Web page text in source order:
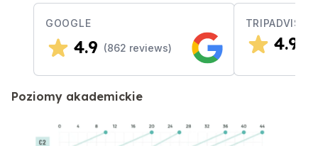
GOOGLE
4.9 (862 reviews)
TRIPADVISOR
4.9
Poziomy akademickie